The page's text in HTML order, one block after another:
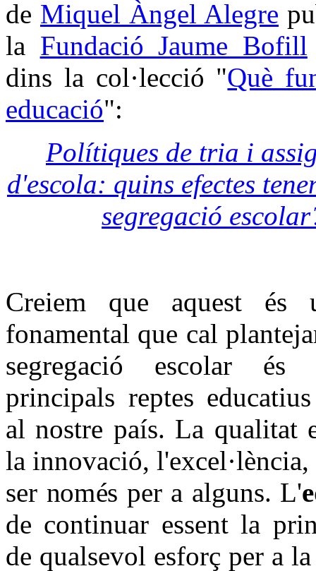
de Miquel Àngel Alegre
la Fundació Jaume Bofill
dins la col·lecció "Què
educació":
Polítiques de tria i
d'escola: quins efectes
segregació
Creiem que aquest és
fonamental que cal
segregació escolar
principals reptes
al nostre país. La qualitat
la innovació,
ser només per a alguns. L'
de continuar essent la
de qualsevol esforç per a